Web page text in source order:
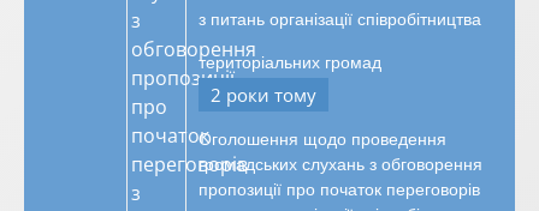
з питань організації співробітництва
територіальних громад
2 роки тому
Оголошення щодо проведення
громадських слухань з обговорення
пропозиції про початок переговорів